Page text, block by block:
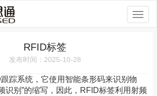
RFID标签
发布时间：2025-10-28
踪系统，它使用智能条形码来识别物
识别”的缩写，因此，RFID标签利用射频